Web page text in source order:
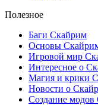
Полезное
Баги Скайрим
Основы
Игровой мир
Интересное о
Магия и крики
Новости о
Создание